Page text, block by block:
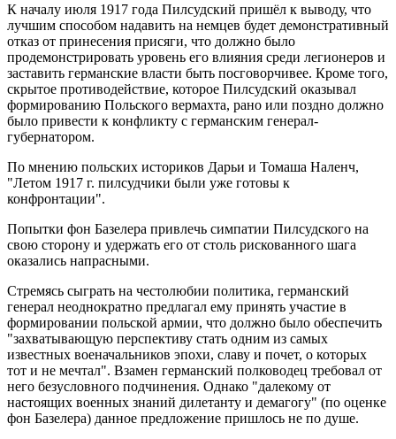
К началу июля 1917 года Пилсудский пришёл к выводу, что
лучшим способом надавить на немцев будет демонстративный
отказ от принесения присяги, что должно было
продемонстрировать уровень его влияния среди легионеров и
заставить германские власти быть посговорчивее. Кроме того,
скрытое противодействие, которое Пилсудский оказывал
формированию Польского вермахта, рано или поздно должно
было привести к конфликту с германским генерал-
губернатором.
По мнению польских историков Дарьи и Томаша Наленч,
"Летом 1917 г. пилсудчики были уже готовы к
конфронтации".
Попытки фон Базелера привлечь симпатии Пилсудского на
свою сторону и удержать его от столь рискованного шага
оказались напрасными.
Стремясь сыграть на честолюбии политика, германский
генерал неоднократно предлагал ему принять участие в
формировании польской армии, что должно было обеспечить
"захватывающую перспективу стать одним из самых
известных военачальников эпохи, славу и почет, о которых
тот и не мечтал". Взамен германский полководец требовал от
него безусловного подчинения. Однако "далекому от
настоящих военных знаний дилетанту и демагогу" (по оценке
фон Базелера) данное предложение пришлось не по душе.